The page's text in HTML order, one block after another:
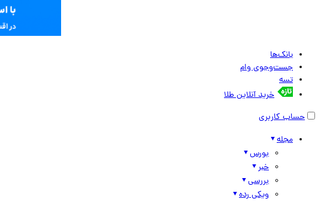
بانک‌ها
جست‌وجوی وام
تسه
خرید آنلاین طلا
حساب کاربری
مجله
بورس
خبر
بررسی
ویکی رده